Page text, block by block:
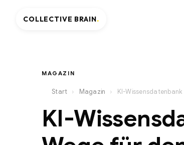
MAGAZIN
Start › Magazin ›
KI-
COLLECTIVE BRAIN.